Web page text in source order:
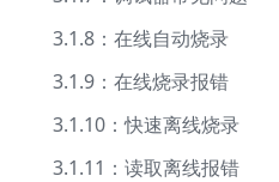
3.1.8：在线自动烧录
3.1.9：在线烧录报错
3.1.10：快速离线烧录
3.1.11：读取离线报错